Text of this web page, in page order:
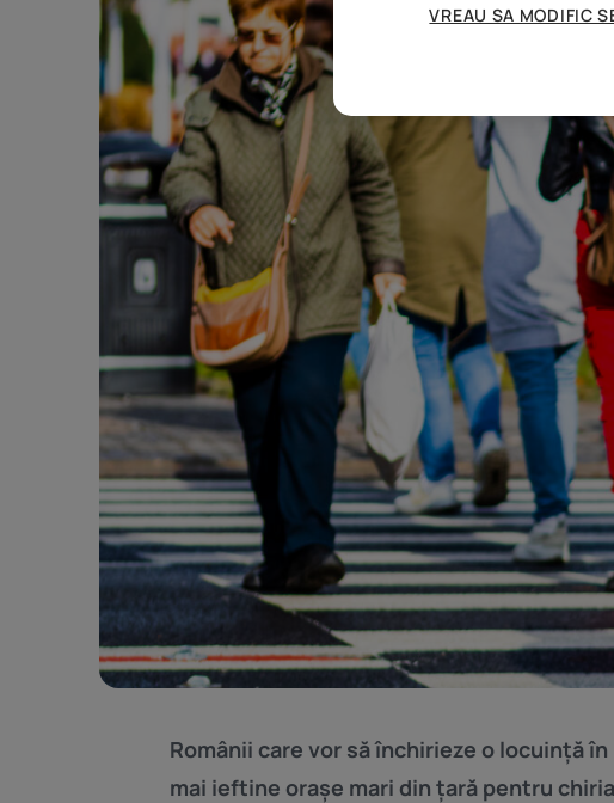
Românii care vor să închirieze o locuință
mai ieftine orașe mari din țară pentru
VREAU SA MODIFIC